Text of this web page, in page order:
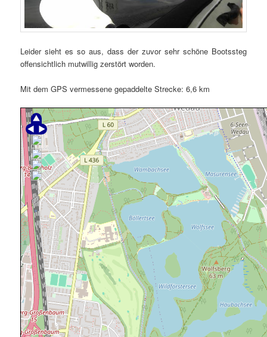
Leider sieht es so aus, dass der zuvor sehr schöne Bootssteg
offensichtlich mutwillig zerstört worden.
Mit dem GPS vermessene gepaddelte Strecke: 6,6 km